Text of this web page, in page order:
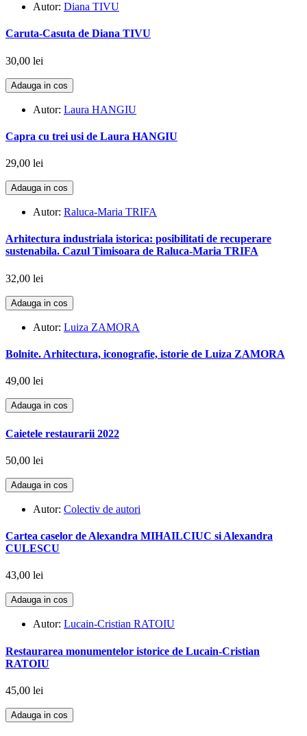
Autor: Diana TIVU
Caruta-Casuta de Diana TIVU
30,00 lei
Adauga in cos
Autor: Laura HANGIU
Capra cu trei usi de Laura HANGIU
29,00 lei
Adauga in cos
Autor: Raluca-Maria TRIFA
Arhitectura industriala istorica: posibilitati de recuperare
sustenabila. Cazul Timisoara de Raluca-Maria TRIFA
32,00 lei
Adauga in cos
Autor: Luiza ZAMORA
Bolnite. Arhitectura, iconografie, istorie de Luiza ZAMORA
49,00 lei
Adauga in cos
Caietele restaurarii 2022
50,00 lei
Adauga in cos
Autor: Colectiv de autori
Cartea caselor de Alexandra MIHAILCIUC si Alexandra
CULESCU
43,00 lei
Adauga in cos
Autor: Lucain-Cristian RATOIU
Restaurarea monumentelor istorice de Lucain-Cristian
RATOIU
45,00 lei
Adauga in cos